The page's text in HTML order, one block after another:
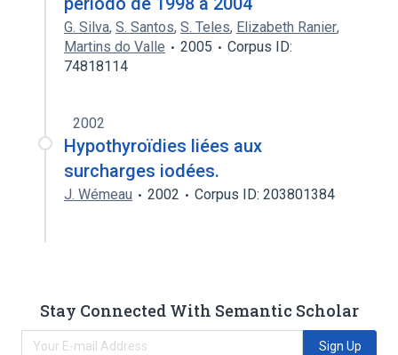
G. Silva, S. Santos, S. Teles, Elizabeth Ranier,
Martins do Valle
2005
Corpus ID:
74818114
2002
Hypothyroïdies liées aux
surcharges iodées.
J. Wémeau 2002 Corpus ID: 203801384
Stay Connected With Semantic Scholar
Sign Up